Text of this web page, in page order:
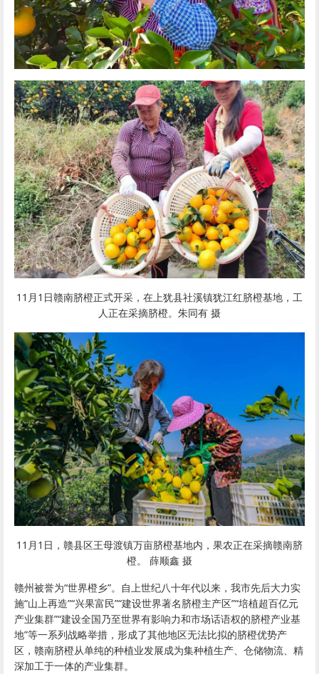
11月1日赣南脐橙正式开采，在上犹县社溪镇犹江红脐橙基地，工
人正在采摘脐橙。朱同有 摄
11月1日，赣县区王母渡镇万亩脐橙基地内，果农正在采摘赣南脐
橙。 薛顺鑫 摄
赣州被誉为“世界橙乡”。自上世纪八十年代以来，我市先后大力实
施“山上再造”“兴果富民”“建设世界著名脐橙主产区”“培植超百亿元
产业集群”“建设全国乃至世界有影响力和市场话语权的脐橙产业基
地”等一系列战略举措，形成了其他地区无法比拟的脐橙优势产
区， 赣南脐橙从单纯的种植业发展成为集种植生产、仓储物流、精
深加工于一体的产业集群。